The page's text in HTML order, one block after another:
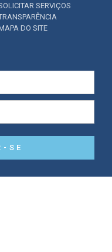
SERVIÇOS
DO SITE
SE